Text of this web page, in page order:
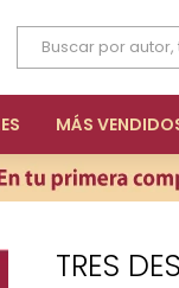
MÁS
TRES